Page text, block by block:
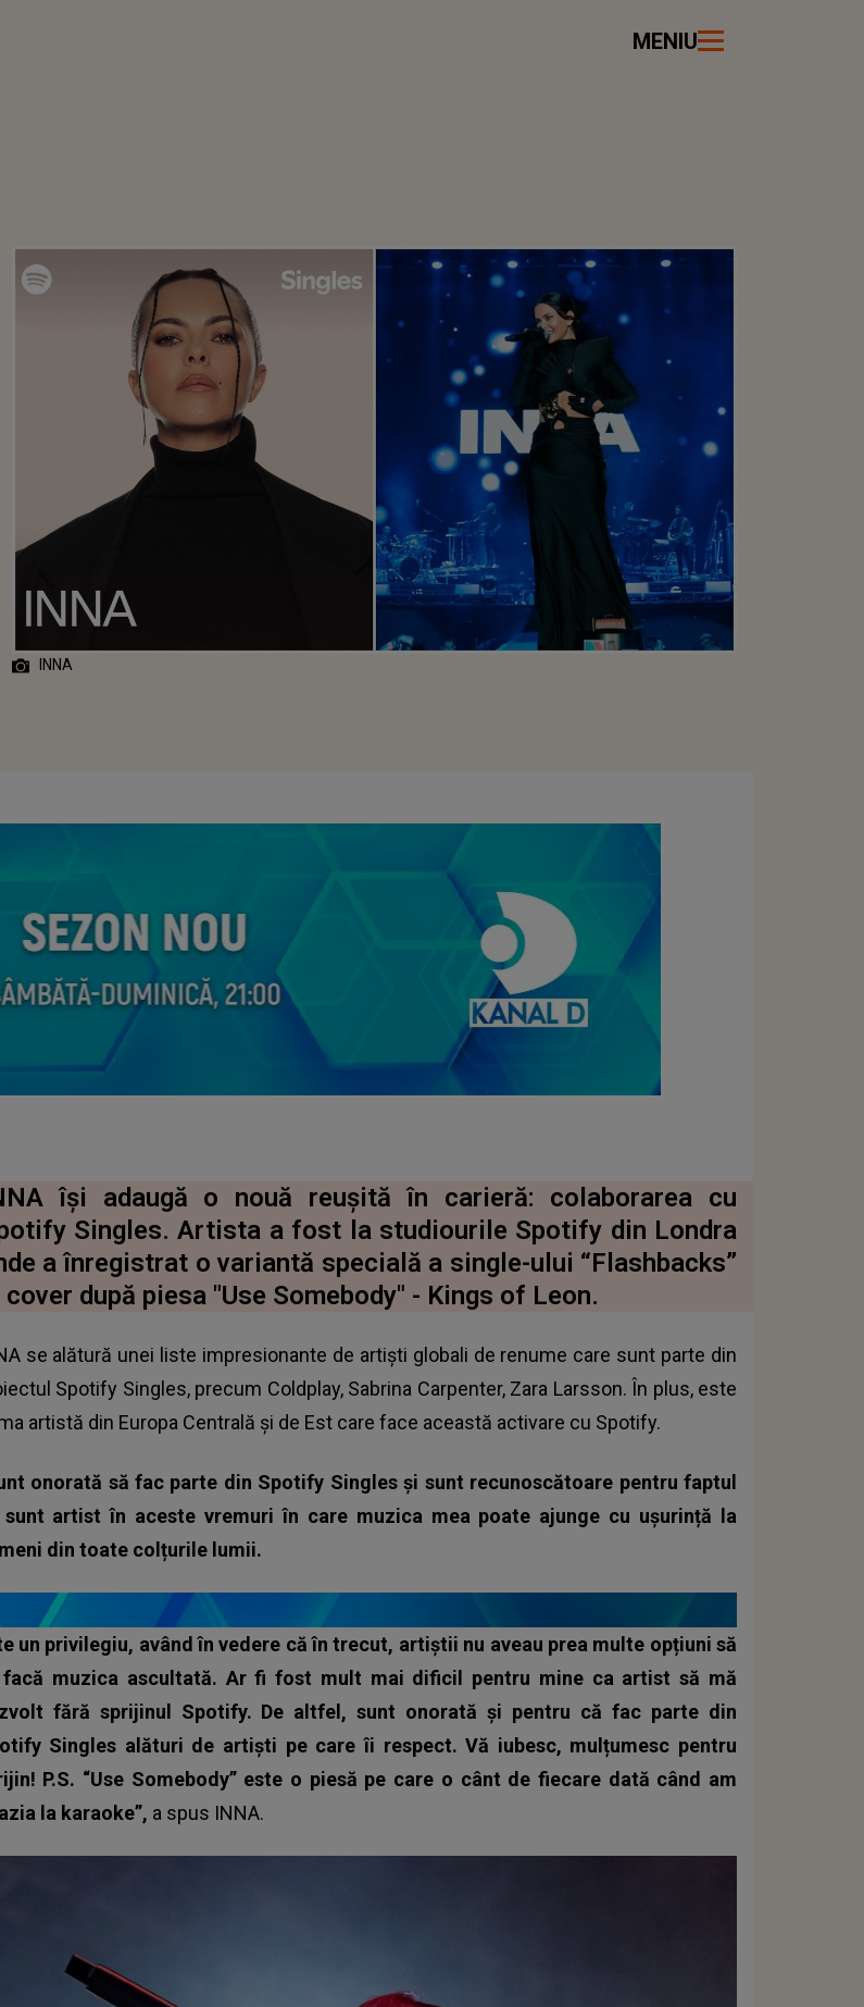
MENIU
INNA
ARTICOLUL
își adaugă o nouă reușită în carieră: colaborarea cu
Singles. Artista a fost la studiourile Spotify din Londra
a înregistrat o variantă specială a single-ului “Flashbacks”
cover după piesa "Use Somebody" - Kings of Leon.
se alătură unei liste impresionante de artiști globali de renume care sunt parte din
Spotify Singles, precum Coldplay, Sabrina Carpenter, Zara Larsson. În plus, este
artistă din Europa Centrală și de Est care face această activare cu Spotify.
onorată să fac parte din Spotify Singles și sunt recunoscătoare pentru faptul
sunt artist în aceste vremuri în care muzica mea poate ajunge cu ușurință la
din toate colțurile lumii.
un privilegiu, având în vedere că în trecut, artiștii nu aveau prea multe opțiuni să
muzica ascultată. Ar fi fost mult mai dificil pentru mine ca artist să mă
fără sprijinul Spotify. De altfel, sunt onorată și pentru că fac parte din
Singles alături de artiști pe care îi respect. Vă iubesc, mulțumesc pentru
P.S. “Use Somebody” este o piesă pe care o cânt de fiecare dată când am
la karaoke”, a spus INNA.